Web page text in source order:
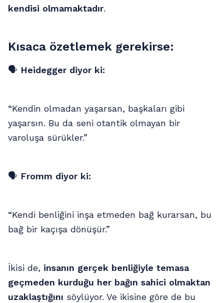
kendisi olmamaktadır.
Kısaca özetlemek gerekirse:
🗣 Heidegger diyor ki:
“Kendin olmadan yaşarsan, başkaları gibi
yaşarsın. Bu da seni otantik olmayan bir
varoluşa sürükler.”
🗣 Fromm diyor ki:
“Kendi benliğini inşa etmeden bağ kurarsan, bu
bağ bir kaçışa dönüşür.”
İkisi de, insanın gerçek benliğiyle temasa
geçmeden kurduğu her bağın sahici olmaktan
uzaklaştığını söylüyor. Ve ikisine göre de bu